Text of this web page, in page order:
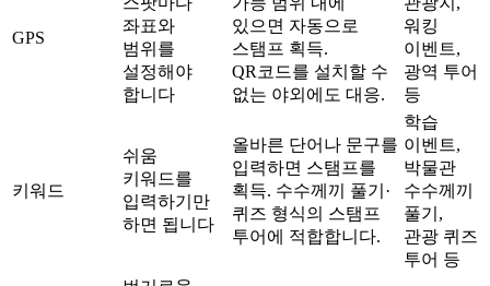
GPS
좌표와
범위를
설정해야
합니다
있으면 자동으로
스탬프 획득.
QR코드를 설치할 수
없는 야외에도 대응.
워킹
이벤트,
광역 투어
등
키워드
쉬움
키워드를
입력하기만
하면 됩니다
올바른 단어나 문구를
입력하면 스탬프를
획득. 수수께끼 풀기·
퀴즈 형식의 스탬프
투어에 적합합니다.
학습
이벤트,
박물관
수수께끼
풀기,
관광 퀴즈
투어 등